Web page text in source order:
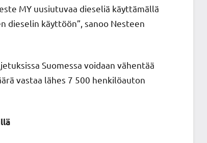
MY uusiutuvaa dieseliä käyttämällä
dieselin käyttöön”, sanoo Nesteen
Suomessa voidaan vähentää
vastaa lähes 7 500 henkilöauton